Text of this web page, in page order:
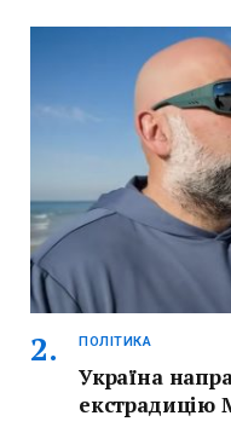
ПОЛІТИКА
Україна
екстрадицію